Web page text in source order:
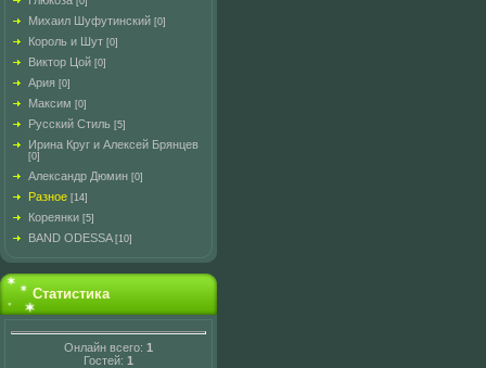
Михаил Шуфутинский [0]
Король и Шут [0]
Виктор Цой [0]
Ария [0]
Максим [0]
Русский Стиль [5]
Ирина Круг и Алексей Брянцев
[0]
Александр Дюмин [0]
Разное [14]
Кореянки [5]
BAND ODESSA [10]
Статистика
Онлайн всего: 1
Гостей: 1